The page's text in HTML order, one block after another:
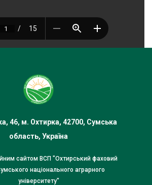
46, м. Охтирка, 42700, Сумська
область, Україна
сайтом ВСП "Охтирський фаховий
національного аграрного
університету"